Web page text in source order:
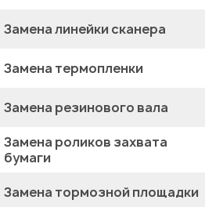
Замена линейки сканера
Замена термопленки
Замена резинового вала
Замена роликов захвата
бумаги
Замена тормозной площадки